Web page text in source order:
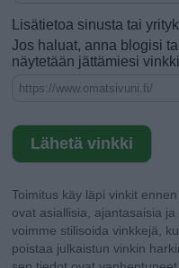
Lisätietoa sinusta tai
Jos haluat, anna blogisi
näytetään jättämiesi
Toimitus käy läpi vinkit
ovat asiallisia, ajantasaisia
voimme stilisoida vinkkejä,
poistaa julkaistun vinkin